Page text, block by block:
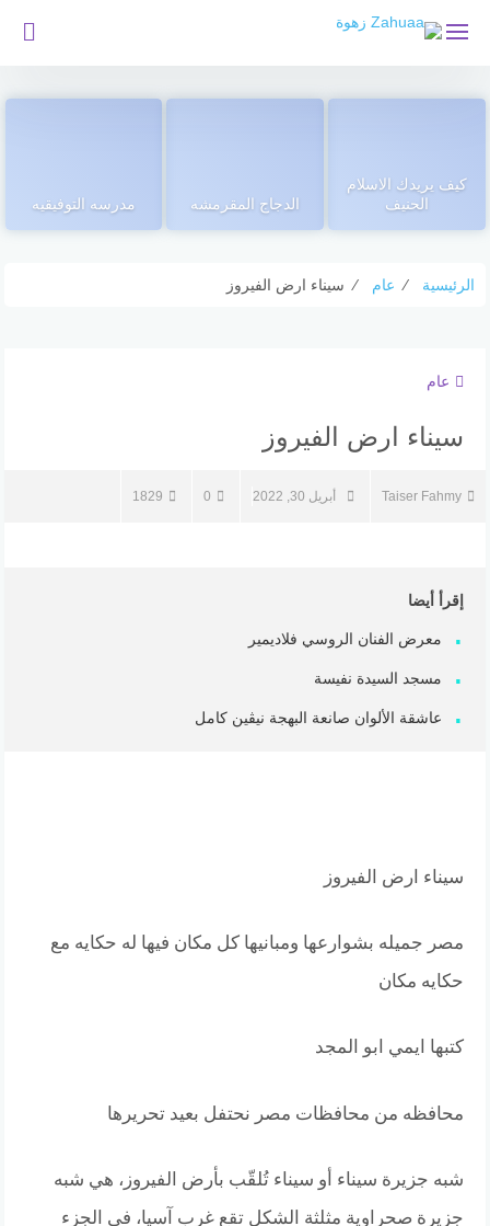
كيف يريدك الاسلام
الحنيف
الدجاج المقرمشه مدرسه التوفيقيه
الرئيسية ⁄ عام ⁄ سيناء ارض الفيروز
عام
سيناء ارض الفيروز
Taiser Fahmy أبريل 30, 2022 0
1829
إقرأ أيضا
معرض الفنان الروسي فلاديمير
مسجد السيدة نفيسة
عاشقة الألوان صانعة البهجة نيڤين كامل
سيناء ارض الفيروز
مصر جميله بشوارعها ومبانيها كل مكان فيها له حكايه مع
حكايه مكان
كتبها ايمي ابو المجد
محافظه من محافظات مصر نحتفل بعيد تحريرها
شبه جزيرة سيناء أو سيناء تُلقّب بأرض الفيروز، هي شبه
جزيرة صحراوية مثلثة الشكل تقع غرب آسيا، في الجزء